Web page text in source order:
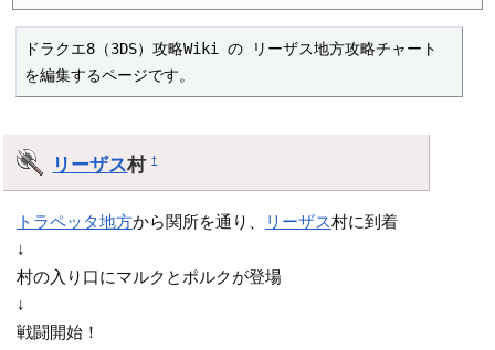
ドラクエ8（3DS）攻略Wiki の リーザス地方攻略チャート
を編集するページです。
リーザス村†
トラペッタ地方から関所を通り、 リーザス村に到着
↓
村の入り口にマルクとポルクが登場
↓
戦闘開始！